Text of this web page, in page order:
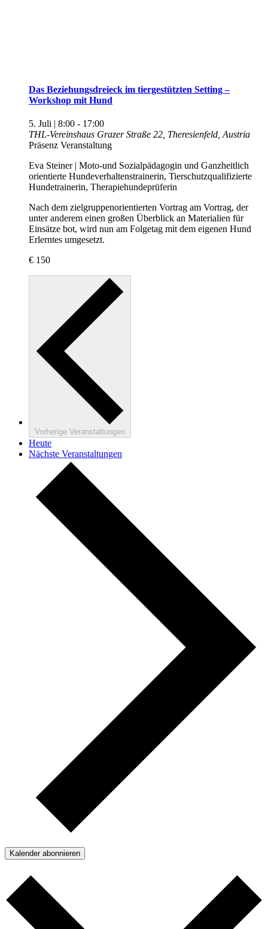
Das Beziehungsdreieck im tiergestützten Setting –
Workshop mit Hund
5. Juli | 8:00 - 17:00
THL-Vereinshaus Grazer Straße 22, Theresienfeld, Austria
Präsenz Veranstaltung
Eva Steiner | Moto-und Sozialpädagogin und Ganzheitlich
orientierte Hundeverhaltenstrainerin, Tierschutzqualifizierte
Hundetrainerin, Therapiehundeprüferin
Nach dem zielgruppenorientierten Vortrag am Vortrag, der
unter anderem einen großen Überblick an Materialien für
Einsätze bot, wird nun am Folgetag mit dem eigenen Hund
Erlerntes umgesetzt.
€ 150
Vorherige Veranstaltungen
Heute
Nächste Veranstaltungen
Kalender abonnieren